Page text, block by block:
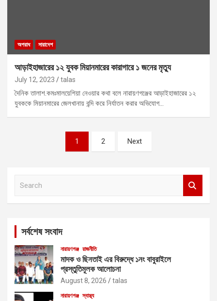
অপরাধ সারাদেশ
আড়াইহাজারের ১২ যুবক মিয়ানমারের কারাগারে ১ জনের মৃত্যু
July 12, 2023 talas
দৈনিক তালাশ.কমঃমালয়েশিয়া নেওয়ার কথা বলে নারায়ণগঞ্জের আড়াইহাজারের ১২
যুবককে মিয়ানমারের জেলখানায় বন্দি করে নির্যাতন করার অভিযোগ…
1 2 Next
সর্বশেষ সংবাদ
নারায়ণগঞ্জ রাজনীতি
মাদক ও ছিনতাই এর বিরুদ্ধে ১নং বাবুরাইলে
প্রস্তুতিমূলক আলোচনা
August 8, 2026 talas
নারায়ণগঞ্জ স্বাস্থ্য